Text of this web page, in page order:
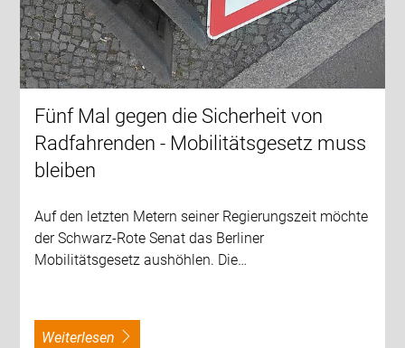
Fünf Mal gegen die Sicherheit von
Radfahrenden - Mobilitätsgesetz muss
bleiben
Auf den letzten Metern seiner Regierungszeit möchte
der Schwarz-Rote Senat das Berliner
Mobilitätsgesetz aushöhlen. Die…
weiterlesen